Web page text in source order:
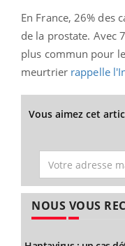
En France, 26% des
de la prostate. Avec
plus commun pour
meurtrier rappelle
Vous aimez cet
NOUS VOUS